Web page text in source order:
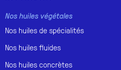
Nos huiles végétales
Nos huiles de spécialités
Nos huiles fluides
Nos huiles concrètes